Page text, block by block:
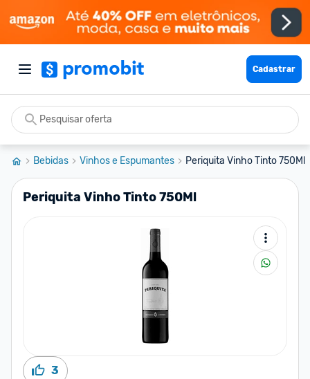
Cadastrar
Bebidas Vinhos e Espumantes Periquita Vinho Tinto 750Ml
Periquita Vinho Tinto 750Ml
3